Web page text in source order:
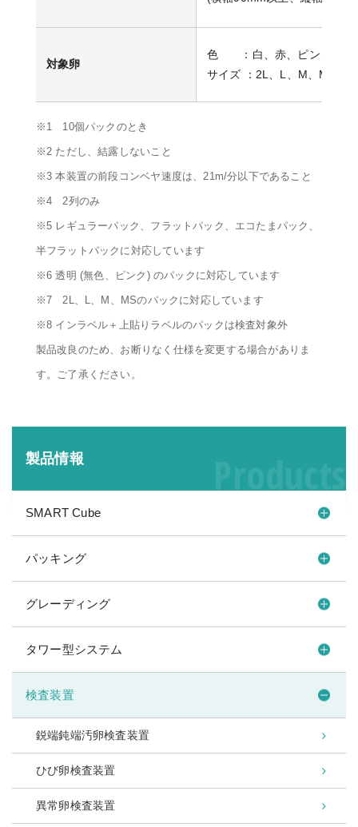
対象卵
色 ：白、赤、ピンク
サイズ ：2L、L、M、MS、S
※1 10個パックのとき
※2 ただし、結露しないこと
※3 本装置の前段コンベヤ速度は、21m/分以下であること
※4 2列のみ
※5 レギュラーパック、フラットパック、エコたまパック、
半フラットパックに対応しています
※6 透明 (無色、ピンク) のパックに対応しています
※7 2L、L、M、MSのパックに対応しています
※8 インラベル＋上貼りラベルのパックは検査対象外
製品改良のため、お断りなく仕様を変更する場合がありま
す。ご了承ください。
製品情報
SMART Cube
パッキング
グレーディング
タワー型システム
検査装置
鋭端鈍端汚卵検査装置
ひび卵検査装置
異常卵検査装置